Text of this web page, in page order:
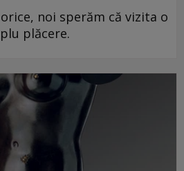
noi sperăm că vizita o
plăcere.